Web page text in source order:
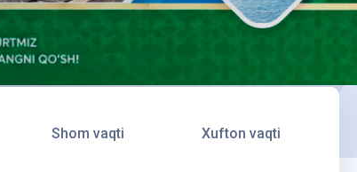
Shom vaqti Xufton vaqti